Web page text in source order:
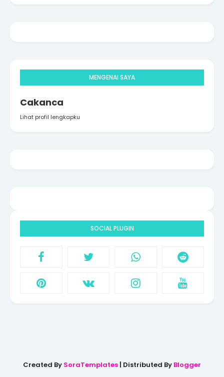
MENGENAI SAYA
Cakanca
Lihat profil lengkapku
SOCIAL PLUGIN
Created By SoraTemplates | Distributed By Blogger